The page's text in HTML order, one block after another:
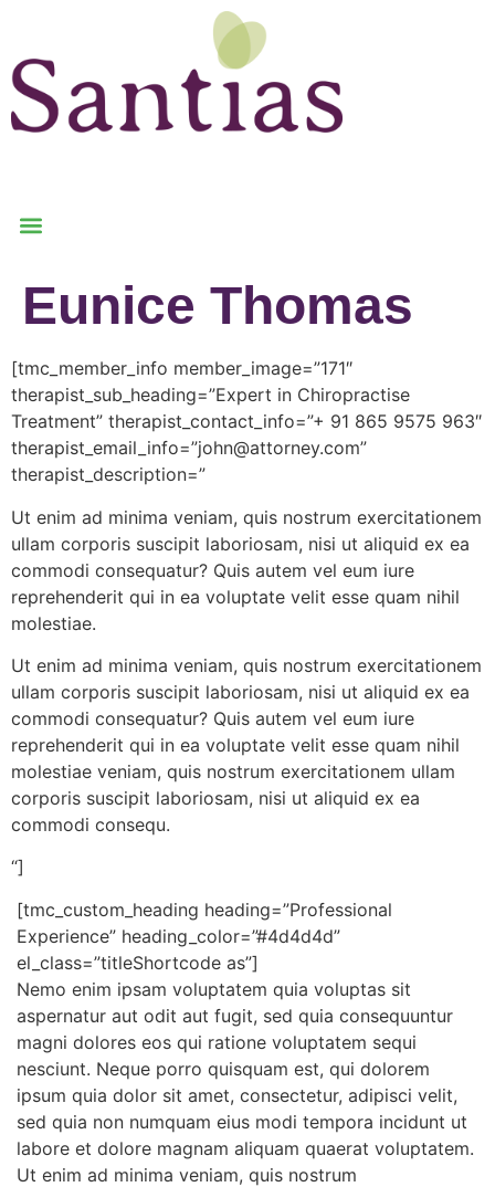
Eunice Thomas
[tmc_member_info member_image=”171″
therapist_sub_heading=”Expert in Chiropractise
Treatment” therapist_contact_info=”+ 91 865 9575 963″
therapist_email_info=”john@attorney.com”
therapist_description=”
Ut enim ad minima veniam, quis nostrum exercitationem
ullam corporis suscipit laboriosam, nisi ut aliquid ex ea
commodi consequatur? Quis autem vel eum iure
reprehenderit qui in ea voluptate velit esse quam nihil
molestiae.
Ut enim ad minima veniam, quis nostrum exercitationem
ullam corporis suscipit laboriosam, nisi ut aliquid ex ea
commodi consequatur? Quis autem vel eum iure
reprehenderit qui in ea voluptate velit esse quam nihil
molestiae veniam, quis nostrum exercitationem ullam
corporis suscipit laboriosam, nisi ut aliquid ex ea
commodi consequ.
“]
[tmc_custom_heading heading=”Professional
Experience” heading_color=”#4d4d4d”
el_class=”titleShortcode as”]
Nemo enim ipsam voluptatem quia voluptas sit
aspernatur aut odit aut fugit, sed quia consequuntur
magni dolores eos qui ratione voluptatem sequi
nesciunt. Neque porro quisquam est, qui dolorem
ipsum quia dolor sit amet, consectetur, adipisci velit,
sed quia non numquam eius modi tempora incidunt ut
labore et dolore magnam aliquam quaerat voluptatem.
Ut enim ad minima veniam, quis nostrum